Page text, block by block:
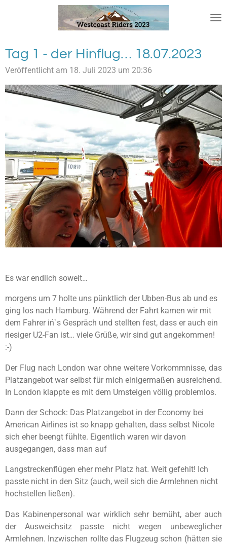
Tag 1 - der Hinflug… 18.07.2023
Veröffentlicht am 18. Juli 2023 um 20:36
Es war endlich soweit…
morgens um 7 holte uns pünktlich der Ubben-Bus ab und es
ging los nach Hamburg. Während der Fahrt kamen wir mit
dem Fahrer iń`s Gespräch und stellten fest, dass er auch ein
riesiger U2-Fan ist… viele Grüße, wir sind gut angekommen!
:-)
Der Flug nach London war ohne weitere Vorkommnisse, das
Platzangebot war selbst für mich einigermaßen ausreichend.
In London klappte es mit dem Umsteigen völlig problemlos.
Dann der Schock: Das Platzangebot in der Economy bei
American Airlines ist so knapp gehalten, dass selbst Nicole
sich eher beengt fühlte. Eigentlich waren wir davon
ausgegangen, dass man auf
Langstreckenflügen eher mehr Platz hat. Weit gefehlt! Ich
passte nicht in den Sitz (auch, weil sich die Armlehnen nicht
hochstellen ließen).
Das Kabinenpersonal war wirklich sehr bemüht, aber auch
der Ausweichsitz passte nicht wegen unbeweglicher
Armlehnen. Inzwischen rollte das Flugzeug schon (hätten sie